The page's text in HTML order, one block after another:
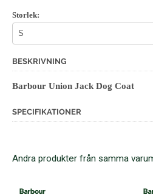
Storlek:
BESKRIVNING
Barbour Union Jack Dog Coat
SPECIFIKATIONER
Andra produkter från samma